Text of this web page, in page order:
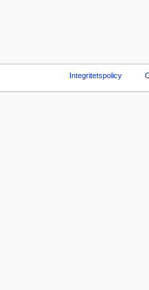
Integritetspolicy